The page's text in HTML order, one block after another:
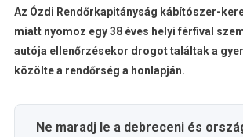
Az Ózdi Rendőrkapitányság kábítószer-
miatt nyomoz egy 38 éves helyi férfival
autója ellenőrzésekor drogot találtak a
közölte a rendőrség a honlapján.
Ne maradj le a debreceni és